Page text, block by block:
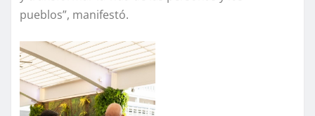
pueblos”, manifestó.